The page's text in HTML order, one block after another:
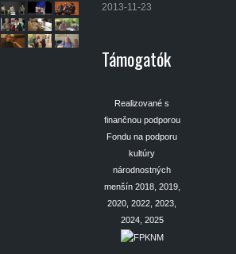
2013-11-23
Támogatók
Realizované s
finančnou podporou
Fondu na podporu
kultúry
národnostných
menšín 2018, 2019,
2020, 2022, 2023,
2024, 2025